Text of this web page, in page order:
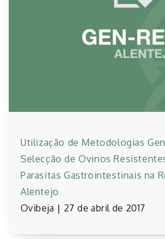
Utilização de Metodologias
Selecção de Ovinos
Parasitas Gastrointestinais na
Alentejo
Ovibeja | 27 de abril de 2017